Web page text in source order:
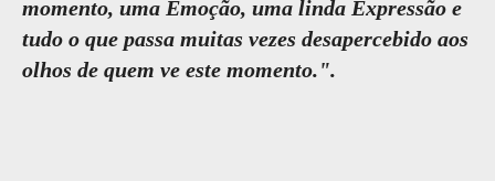
momento, uma Emoção, uma linda Expressão e
tudo o que passa muitas vezes desapercebido aos
olhos de quem ve este momento.".